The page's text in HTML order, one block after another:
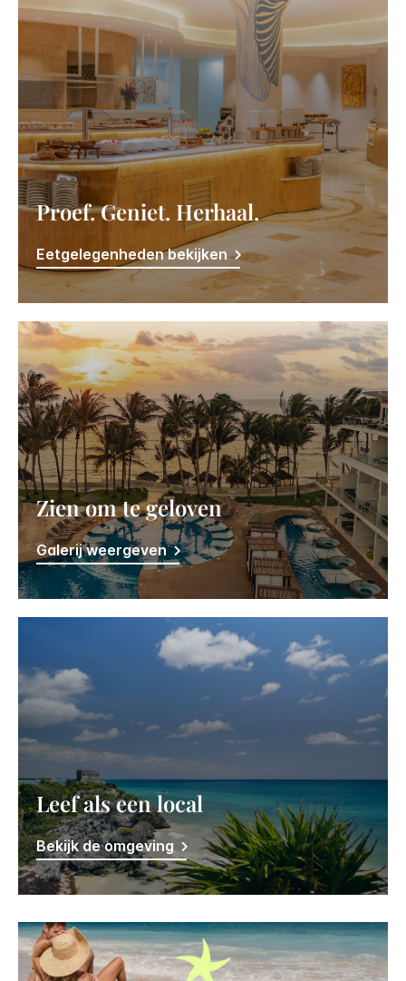
Proef. Geniet. Herhaal.
Eetgelegenheden bekijken
Zien om te geloven
Galerij weergeven
Leef als een local
Bekijk de omgeving